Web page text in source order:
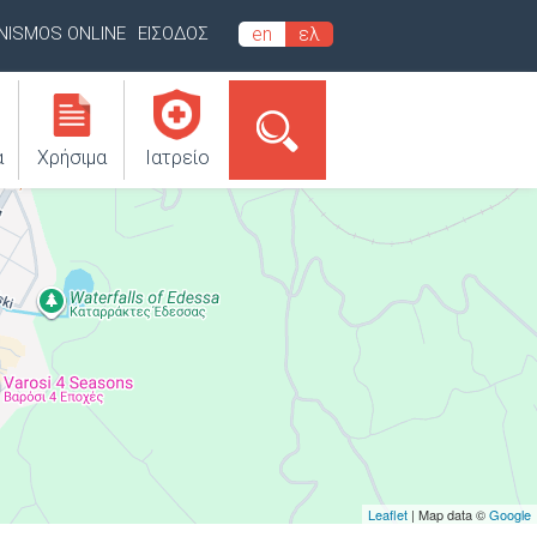
ΕΙΣΟΔΟΣ en ελ
ONLINE
Χρήσιμα Ιατρείο
Leaflet | Map data ©Google